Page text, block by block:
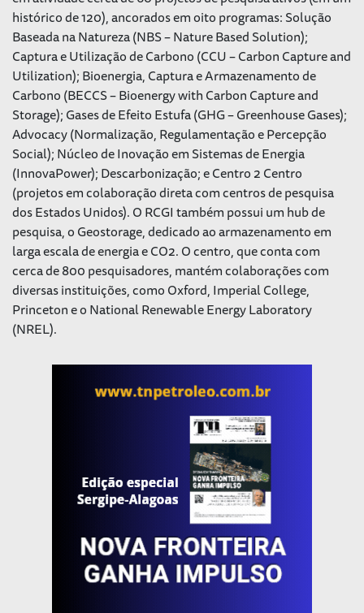
histórico de 120), ancorados em oito programas: Solução
Baseada na Natureza (NBS – Nature Based Solution);
Captura e Utilização de Carbono (CCU – Carbon Capture and
Utilization); Bioenergia, Captura e Armazenamento de
Carbono (BECCS – Bioenergy with Carbon Capture and
Storage); Gases de Efeito Estufa (GHG – Greenhouse Gases);
Advocacy (Normalização, Regulamentação e Percepção
Social); Núcleo de Inovação em Sistemas de Energia
(InnovaPower); Descarbonização; e Centro 2 Centro
(projetos em colaboração direta com centros de pesquisa
dos Estados Unidos). O RCGI também possui um hub de
pesquisa, o Geostorage, dedicado ao armazenamento em
larga escala de energia e CO2. O centro, que conta com
cerca de 800 pesquisadores, mantém colaborações com
diversas instituições, como Oxford, Imperial College,
Princeton e o National Renewable Energy Laboratory
(NREL).